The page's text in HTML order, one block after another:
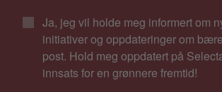
Ja, jeg vil holde meg informert om
initiativer og oppdateringer om
post. Hold meg oppdatert på
innsats for en grønnere fremtid!